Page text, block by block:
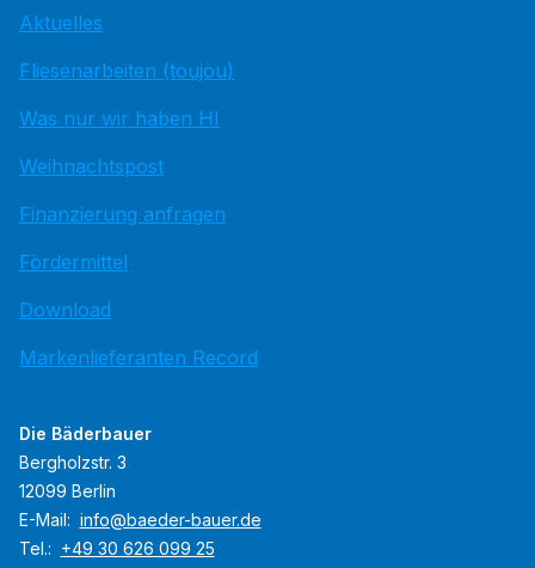
Aktuelles
Fliesenarbeiten (toujou)
Was nur wir haben HI
Weihnachtspost
Finanzierung anfragen
Fördermittel
Download
Markenlieferanten Record
Die Bäderbauer
Bergholzstr. 3
12099 Berlin
E-Mail: info@baeder-bauer.de
Tel.: +49 30 626 099 25